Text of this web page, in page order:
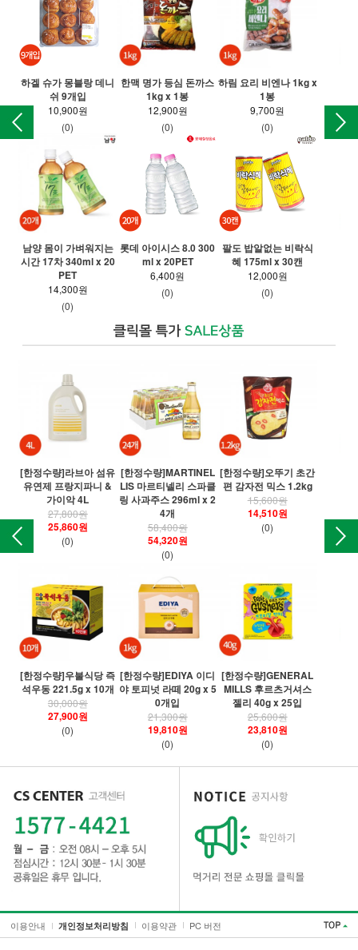
하겔 슈가 몽블랑 데니
쉬 9개입
10,900원
(0)
한맥 명가 등심 돈까스
1kg x 1봉
12,900원
(0)
하림 요리 비엔나 1kg x
1봉
9,700원
(0)
남양 몸이 가벼워지는
시간 17차 340ml x 20
PET
14,300원
(0)
롯데 아이시스 8.0 300
ml x 20PET
6,400원
(0)
팔도 밥알없는 비락식
혜 175ml x 30캔
12,000원
(0)
[한정수량]라브아 섬유
유연제 프랑지파니 &
가이악 4L
27,800원
25,860원
(0)
[한정수량]MARTINEL
LIS 마르티넬리 스파클
링 사과주스 296ml x 2
4개
58,400원
54,320원
(0)
[한정수량]오뚜기 초간
편 감자전 믹스 1.2kg
15,600원
14,510원
(0)
[한정수량]우불식당 즉
석우동 221.5g x 10개
30,000원
27,900원
(0)
[한정수량]EDIYA 이디
야 토피넛 라떼 20g x 5
0개입
21,300원
19,810원
(0)
[한정수량]GENERAL
MILLS 후르츠거셔스
젤리 40g x 25입
25,600원
23,810원
(0)
이용안내 개인정보처리방침 이용약관 PC 버전